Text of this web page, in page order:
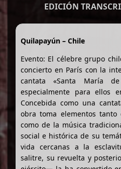
EDICIÓN
Quilapayún – Chile
Evento: El célebre grupo
concierto en París con la
cantata «Santa María
especialmente para ellos
Concebida como una
obra toma elementos
como de la música
social e histórica de su
vida cercanas a la
salitre, su revuelta y